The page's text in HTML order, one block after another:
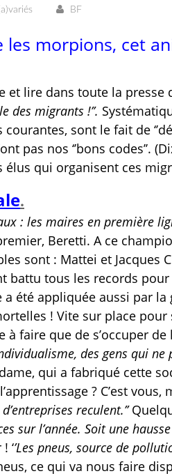
BF
les morpions, cet
et lire dans toute la presse
des migrants !’’.
sont le fait de
pas nos ‘’bons
élus qui organisent ces
.
: les maires en première
Beretti. A ce
sont : Mattei et Jacques
battu tous les records
été appliquée aussi par la
! Vite sur place
à faire que de s’occuper
des gens qui
qui a fabriqué cette
? C’est vous,
reculent.’’
sur l’année. Soit une hausse
‘’Les pneus, source de
ce qui va nous faire